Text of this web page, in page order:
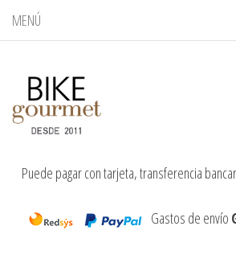
MENÚ
Puede pagar con tarjeta, transferencia
Gastos de envío